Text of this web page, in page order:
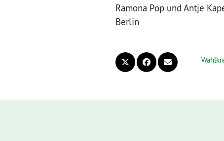
Ramona Pop und Antje
Berlin